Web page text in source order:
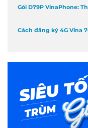
Gói D79P VinaPhone:
Cách đăng ký 4G Vina